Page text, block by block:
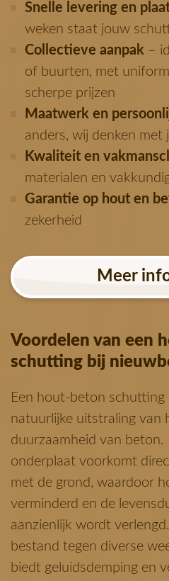
Snelle levering en
weken staat jouw
Collectieve aanpak –
of buurten, met
scherpe prijzen
Maatwerk en
anders, wij denken met
Kwaliteit en
materialen en
Garantie op hout en
zekerheid
Meer
Voordelen van een
schutting bij
Een hout-beton schutting
natuurlijke uitstraling van
duurzaamheid van beton.
onderplaat voorkomt
met de grond, waardoor
verminderd en de
aanzienlijk wordt verlengd.
bestand tegen diverse
biedt geluidsdemping en